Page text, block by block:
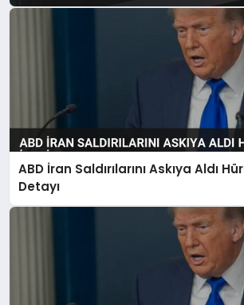
ABD İran Saldırılarını Askıya Aldı
Detayı